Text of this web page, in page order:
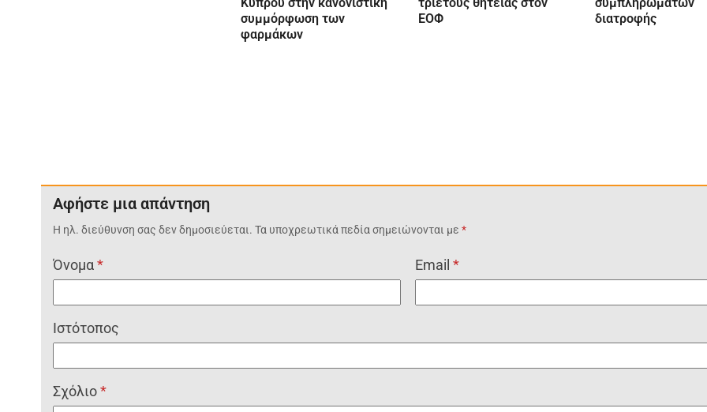
συμμόρφωση των
φαρμάκων
ΕΟΦ
διατροφής
Αφήστε μια απάντηση
Η ηλ. διεύθυνση σας δεν δημοσιεύεται. Τα υποχρεωτικά πεδία σημειώνονται με*
Όνομα* Email*
Ιστότοπος
Σχόλιο*